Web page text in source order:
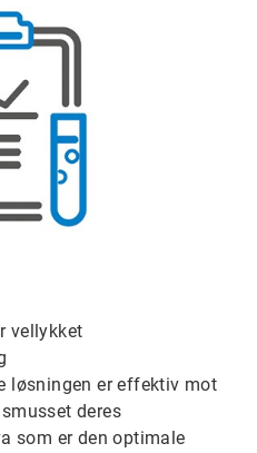
vellykket
løsningen er effektiv mot
deres
som er den optimale